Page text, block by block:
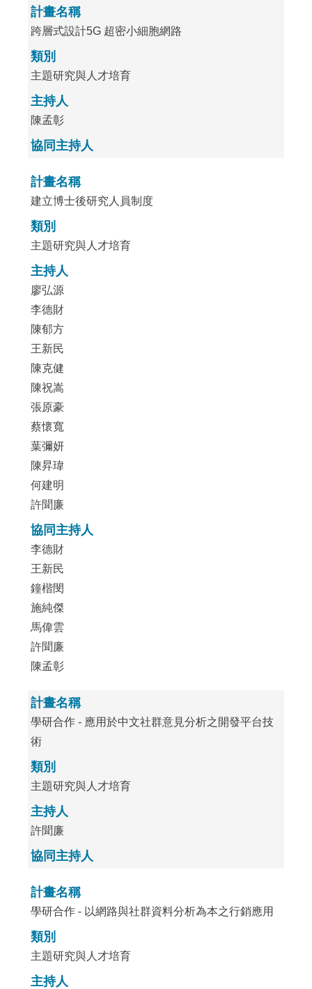
計畫名稱
跨層式設計5G 超密小細胞網路
類別
主題研究與人才培育
主持人
陳孟彰
協同主持人
計畫名稱
建立博士後研究人員制度
類別
主題研究與人才培育
主持人
廖弘源
李德財
陳郁方
王新民
陳克健
陳祝嵩
張原豪
蔡懷寬
葉彌妍
陳昇瑋
何建明
許聞廉
協同主持人
李德財
王新民
鐘楷閔
施純傑
馬偉雲
許聞廉
陳孟彰
計畫名稱
學研合作 - 應用於中文社群意見分析之開發平台技
術
類別
主題研究與人才培育
主持人
許聞廉
協同主持人
計畫名稱
學研合作 - 以網路與社群資料分析為本之行銷應用
類別
主題研究與人才培育
主持人